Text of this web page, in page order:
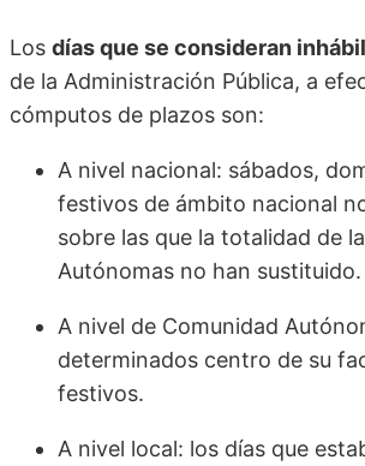
Los días que se consideran
de la Administración Pública, a
cómputos de plazos son:
A nivel nacional: sábados,
festivos de ámbito nacional
sobre las que la totalidad de
Autónomas no han sustituido.
A nivel de Comunidad
determinados centro de su
festivos.
A nivel local: los días que